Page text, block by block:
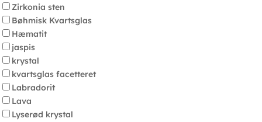
Zirkonia sten
Bøhmisk Kvartsglas
Hæmatit
jaspis
krystal
kvartsglas facetteret
Labradorit
Lava
Lyserød krystal